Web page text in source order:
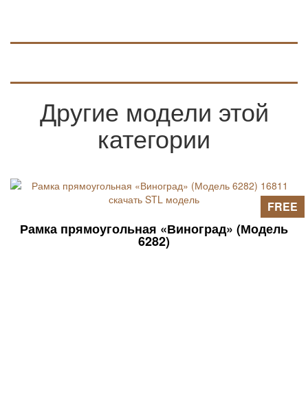
Другие модели этой
категории
Рамка прямоугольная «Виноград» (Модель
6282)
FREE